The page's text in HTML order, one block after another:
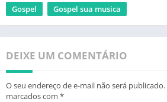
Gospel
Gospel sua musica
DEIXE UM COMENTÁRIO
O seu endereço de e-mail não será publicado.
marcados com *